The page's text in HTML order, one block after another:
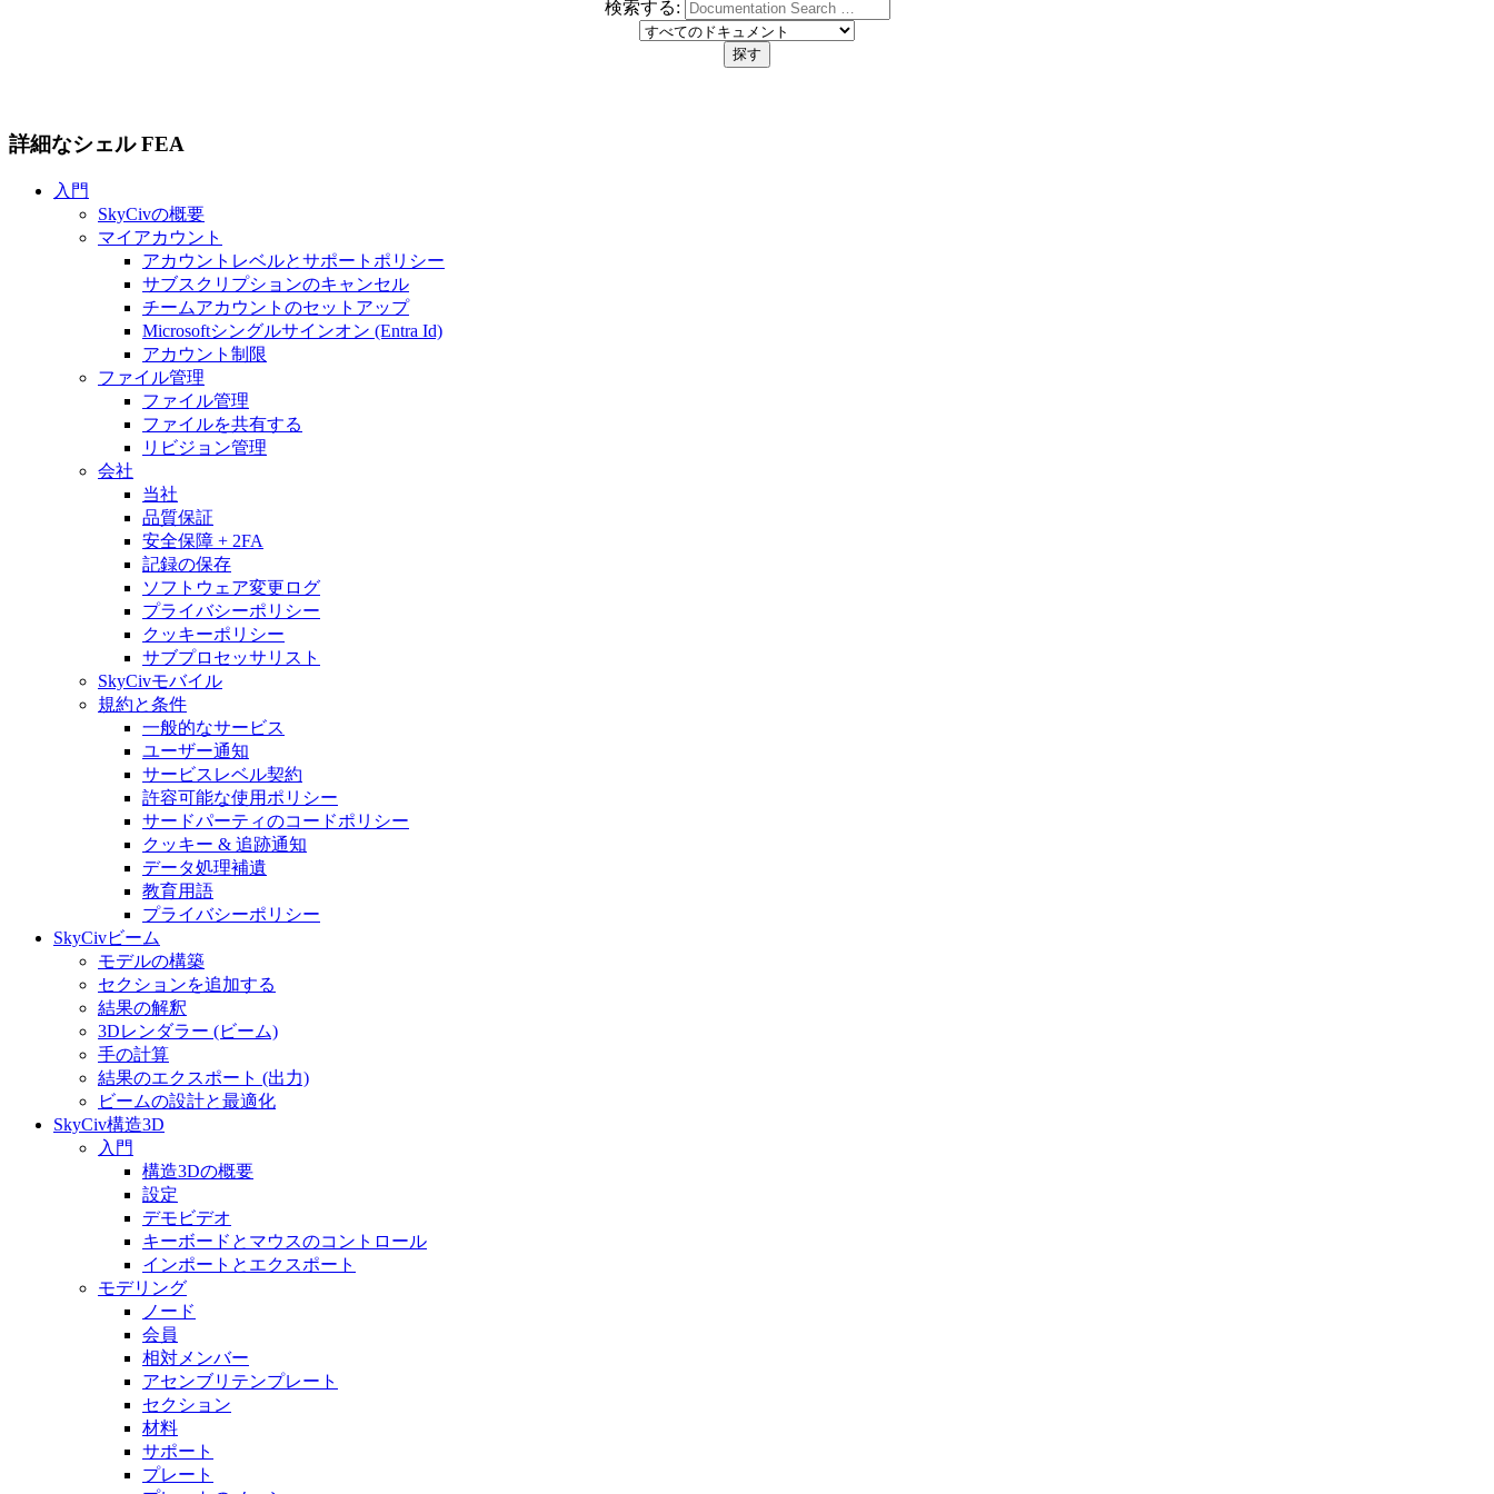
検索する:
詳細なシェル FEA
入門
SkyCivの概要
マイアカウント
アカウントレベルとサポートポリシー
サブスクリプションのキャンセル
チームアカウントのセットアップ
Microsoftシングルサインオン (Entra Id)
アカウント制限
ファイル管理
ファイル管理
ファイルを共有する
リビジョン管理
会社
当社
品質保証
安全保障 + 2FA
記録の保存
ソフトウェア変更ログ
プライバシーポリシー
クッキーポリシー
サブプロセッサリスト
SkyCivモバイル
規約と条件
一般的なサービス
ユーザー通知
サービスレベル契約
許容可能な使用ポリシー
サードパーティのコードポリシー
クッキー & 追跡通知
データ処理補遺
教育用語
プライバシーポリシー
SkyCivビーム
モデルの構築
セクションを追加する
結果の解釈
3Dレンダラー (ビーム)
手の計算
結果のエクスポート (出力)
ビームの設計と最適化
SkyCiv構造3D
入門
構造3Dの概要
設定
デモビデオ
キーボードとマウスのコントロール
インポートとエクスポート
モデリング
ノード
会員
相対メンバー
アセンブリテンプレート
セクション
材料
サポート
プレート